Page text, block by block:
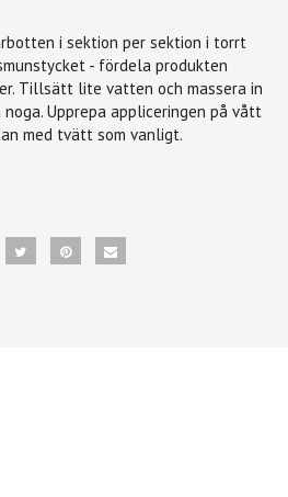
i sektion per sektion i torrt
- fördela produkten
Tillsätt lite vatten och massera in
Upprepa appliceringen på vått
med tvätt som vanligt.